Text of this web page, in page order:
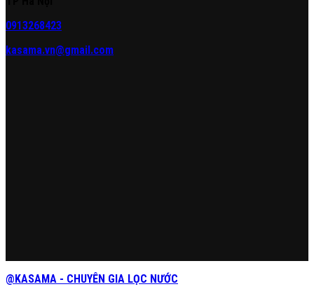
0913268423
kasama.vn@gmail.com
@KASAMA - CHUYÊN GIA LỌC NƯỚC